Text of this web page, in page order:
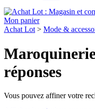
Mon panier
Achat Lot> Mode &
réponses
Vous pouvez affiner votre